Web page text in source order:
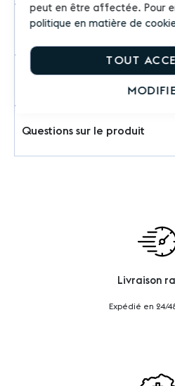
peut en être affectée. Pour
politique en matière de
TOUT
Précautions d'emploi
Questions sur le produit
Livraison
Expédié en 24/